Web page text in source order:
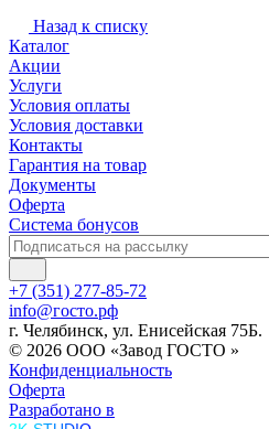
Назад к списку
Каталог
Акции
Услуги
Условия оплаты
Условия доставки
Контакты
Гарантия на товар
Документы
Оферта
Система бонусов
+7 (351) 277-85-72
info@госто.рф
г. Челябинск, ул. Енисейская 75Б.
© 2026 ООО «Завод ГОСТО »
Конфиденциальность
Оферта
Разработано в